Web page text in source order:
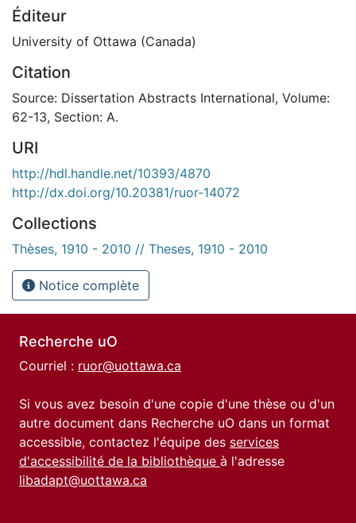
Éditeur
University of Ottawa (Canada)
Citation
Source: Dissertation Abstracts International, Volume:
62-13, Section: A.
URI
http://hdl.handle.net/10393/4870
http://dx.doi.org/10.20381/ruor-14072
Collections
Thèses, 1910 - 2010 // Theses, 1910 - 2010
Notice complète
Recherche uO
Courriel : ruor@uottawa.ca
Si vous avez besoin d'une copie d'une thèse ou d'un
autre document dans Recherche uO dans un format
accessible, contactez l'équipe des services
d'accessibilité de la bibliothèque à l'adresse
libadapt@uottawa.ca